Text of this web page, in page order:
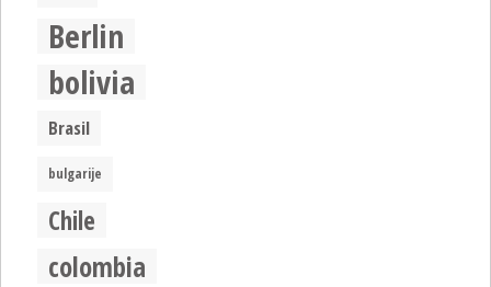
Berlin
bolivia
Brasil
bulgarije
Chile
colombia